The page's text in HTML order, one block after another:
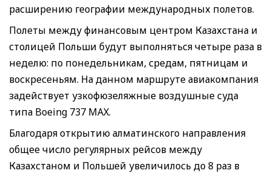
расширению географии международных полетов.
Полеты между финансовым центром Казахстана и
столицей Польши будут выполняться четыре раза в
неделю: по понедельникам, средам, пятницам и
воскресеньям. На данном маршруте авиакомпания
задействует узкофюзеляжные воздушные суда
типа Boeing 737 MAX.
Благодаря открытию алматинского направления
общее число регулярных рейсов между
Казахстаном и Польшей увеличилось до 8 раз в